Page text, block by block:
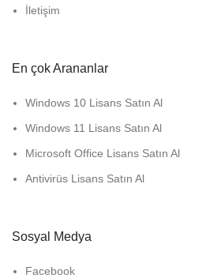
İletişim
En çok Arananlar
Windows 10 Lisans Satın Al
Windows 11 Lisans Satın Al
Microsoft Office Lisans Satın Al
Antivirüs Lisans Satın Al
Sosyal Medya
Facebook